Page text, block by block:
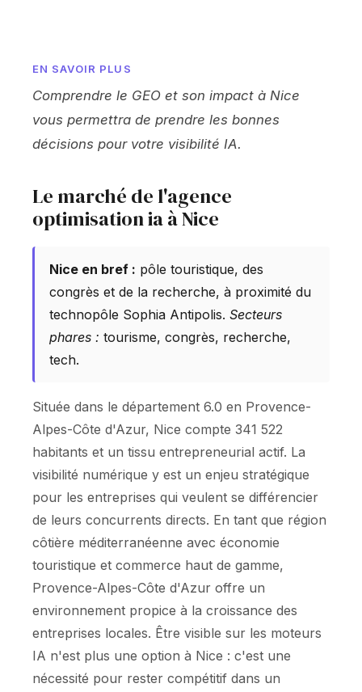
EN SAVOIR PLUS
Comprendre le GEO et son impact à Nice
vous permettra de prendre les bonnes
décisions pour votre visibilité IA.
Le marché de l'agence
optimisation ia à Nice
Nice en bref : pôle touristique, des
congrès et de la recherche, à proximité du
technopôle Sophia Antipolis. Secteurs
phares : tourisme, congrès, recherche,
tech.
Située dans le département 6.0 en Provence-
Alpes-Côte d'Azur, Nice compte 341 522
habitants et un tissu entrepreneurial actif. La
visibilité numérique y est un enjeu stratégique
pour les entreprises qui veulent se différencier
de leurs concurrents directs. En tant que région
côtière méditerranéenne avec économie
touristique et commerce haut de gamme,
Provence-Alpes-Côte d'Azur offre un
environnement propice à la croissance des
entreprises locales. Être visible sur les moteurs
IA n'est plus une option à Nice : c'est une
nécessité pour rester compétitif dans un